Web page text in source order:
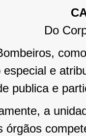
Do
e
publica e
a
órgãos